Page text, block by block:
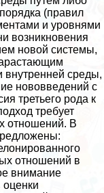
(правил
и уровнями
возникновения
новой системы,
среды,
нововведений с
третьего рода к
требует
отношений. В
отношений в
внимание